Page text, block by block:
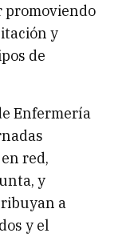
promoviendo
y
de
Enfermería
red,
y
a
y el